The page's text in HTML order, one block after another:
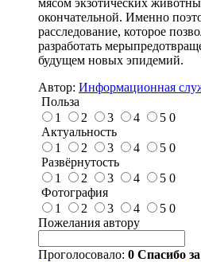
окончательной. Именно
расследование, которое
разработать
будущем новых эпидемий.
Автор: Информационная
Польза
1
2 3 4 5 0
Актуальность
1
2 3 4 5 0
Развёрнутость
1
2 3 4 5 0
Фотография
1
2 3 4 5 0
Пожелания автору
Проголосовало: 0 Спасибо